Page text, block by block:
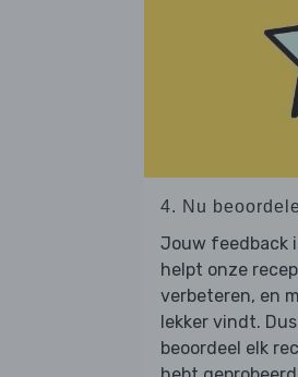
4. Nu
Jouw feedback
helpt onze
verbeteren, en
lekker vindt.
beoordeel elk